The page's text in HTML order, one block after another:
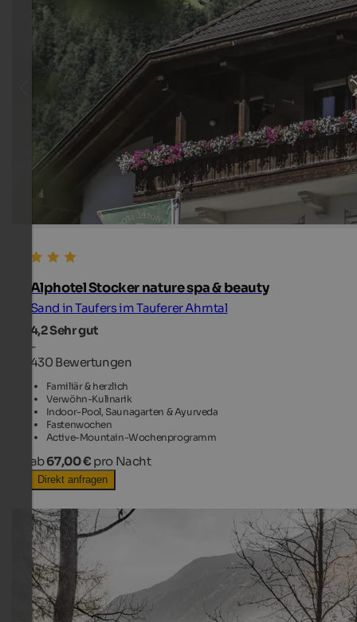
Alphotel Stocker nature spa & beauty
Sand in Taufers im Tauferer Ahrntal
4,2Sehr gut
-
430 Bewertungen
Familiär & herzlich
Verwöhn-Kulinarik
Indoor-Pool, Saunagarten & Ayurveda
Fastenwochen
Active-Mountain-Wochenprogramm
ab67,00 € pro Nacht
Direkt anfragen